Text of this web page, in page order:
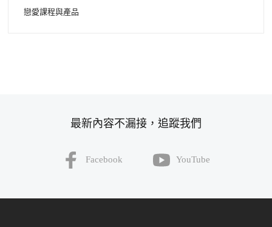
戀愛課程與產品
最新內容不漏接，追蹤我們
Facebook YouTube